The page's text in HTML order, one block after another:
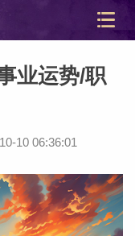
站内导
业运势/职
10 06:36:01